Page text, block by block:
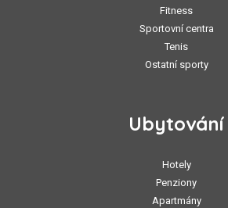
Fitness
Sportovní centra
Tenis
Ostatní sporty
Ubytování
Hotely
Penziony
Apartmány